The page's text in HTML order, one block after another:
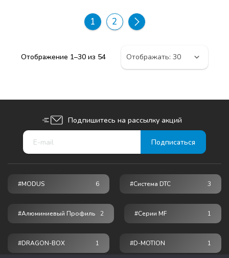
1 2
Отображение 1–30 из 54
Подпишитесь на рассылку акций
#MODUS 6 #Система DTC 3
#Алюминиевый Профиль 2 #серии MF 1
#DRAGON-BOX 1 #D-MOTION 1